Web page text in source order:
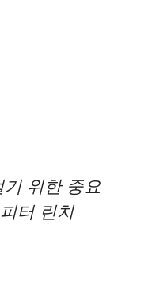
위한 중요
터 린치